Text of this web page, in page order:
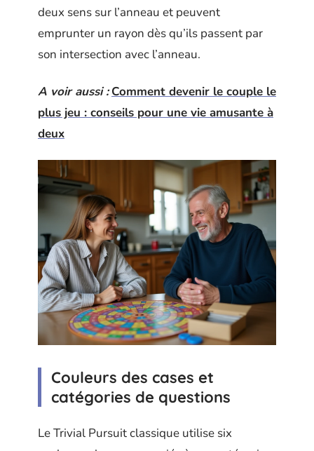
deux sens sur l’anneau et peuvent
emprunter un rayon dès qu’ils passent par
son intersection avec l’anneau.
A voir aussi : Comment devenir le couple le
plus jeu : conseils pour une vie amusante à
deux
Couleurs des cases et
catégories de questions
Le Trivial Pursuit classique utilise six